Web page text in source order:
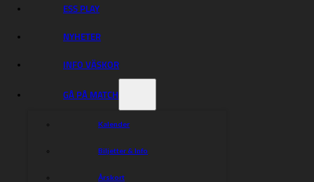
ESS PLAY
NYHETER
INFO VÄSKOR
GÅ PÅ MATCH
Kalender
Biljetter & Info
Årskort